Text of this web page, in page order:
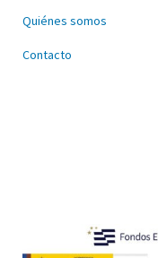
Quiénes somos
Contacto